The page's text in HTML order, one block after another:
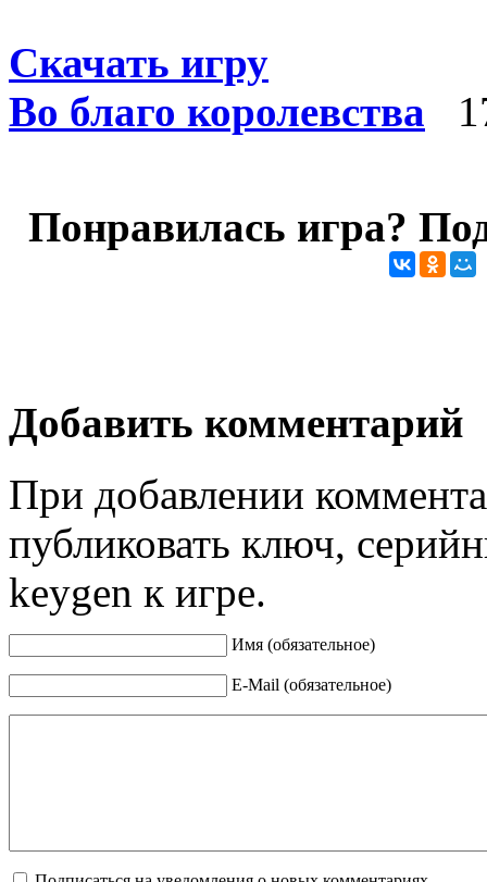
Скачать игру
Во благо королевства
Понравилась игра?
Добавить комментарий
При добавлении
публиковать ключ,
keygen к игре.
Имя (обязательное)
E-Mail (обязательное)